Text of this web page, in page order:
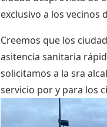
exclusivo a los vecinos
Creemos que los
asitencia sanitaria
solicitamos a la sra
servicio por y para los